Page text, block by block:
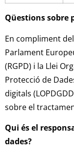
Qüestions sobre
En compliment
Parlament
(RGPD) i la Llei
Protecció de
digitals
sobre el
Qui és el
dades?